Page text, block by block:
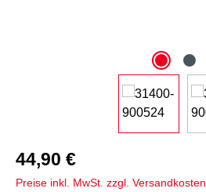
44,90 €
Preise inkl. MwSt. zzgl. Versandkosten